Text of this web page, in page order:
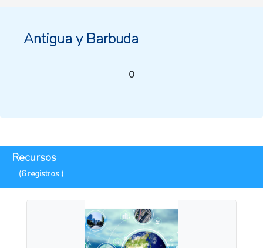
Antigua y Barbuda
0
Recursos
(6 registros )